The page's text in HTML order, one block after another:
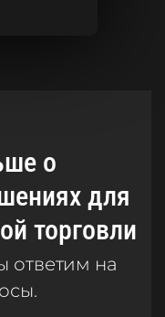
о
для
торговли
ответим на